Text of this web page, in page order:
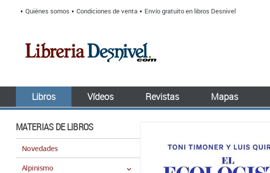
Quiénes somos Condiciones de venta Envío gratuito en libros Desnivel
Libros Vídeos Revistas Mapas
MATERIAS DE LIBROS
Novedades
Alpinismo